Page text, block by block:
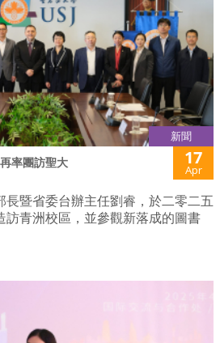
新聞
率團訪聖大 17
Apr
長暨省委台辦主任劉睿，於二零二五
訪青洲校區，並參觀新落成的圖書